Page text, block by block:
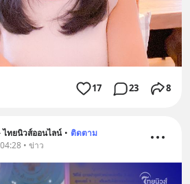
17 23 8
ทยนิวส์ออนไลน์ • ติดตาม
• ข่าว